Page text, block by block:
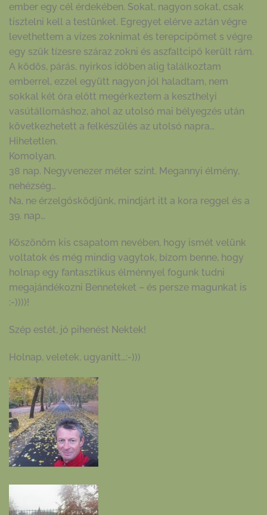
ember egy cél érdekében. Sokat, nagyon sokat, csak
tisztelni kell a testünket. Egregyet elérve aztán végre
levethettem a vizes zoknimat és terepcipőmet s végre
egy szűk tízesre száraz zokni és aszfaltcipő került rám.
A ködös, párás, nyirkos időben alig találkoztam
emberrel, ezzel együtt nagyon jól haladtam, nem
sokkal két óra előtt megérkeztem a keszthelyi
vasútállomáshoz, ahol az utolsó mai bélyegzés után
következhetett a felkészülés az utolsó napra…
Hihetetlen.
Komolyan.
38 nap. Negyvenezer méter szint. Megannyi élmény,
nehézség…
Na, ne érzelgősködjünk, mindjárt itt a kora reggel és a
39. nap…
Köszönöm kis csapatom nevében, hogy ismét velünk
voltatok és még mindig vagytok, bízom benne, hogy
holnap egy fantasztikus élménnyel fogunk tudni
megajándékozni Benneteket – és persze magunkat is
:-))))!
Szép estét, jó pihenést Nektek!
Holnap, veletek, ugyanitt…:-)))